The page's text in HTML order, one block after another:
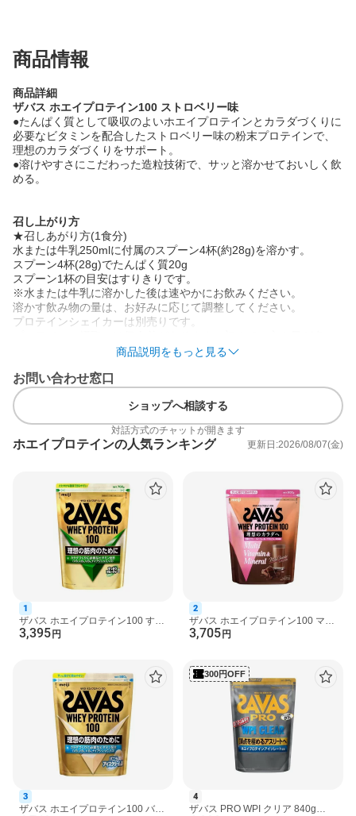
商品情報
商品詳細
ザバス ホエイプロテイン100 ストロベリー味
●たんぱく質として吸収のよいホエイプロテインとカラダづくりに
必要なビタミンを配合したストロベリー味の粉末プロテインで、
理想のカラダづくりをサポート。
●溶けやすさにこだわった造粒技術で、サッと溶かせておいしく飲
める。
召し上がり方
★召しあがり方(1食分)
水または牛乳250mlに付属のスプーン4杯(約28g)を溶かす。
スプーン4杯(28g)でたんぱく質20g
スプーン1杯の目安はすりきりです。
※水または牛乳に溶かした後は速やかにお飲みください。
溶かす飲み物の量は、お好みに応じて調整してください。
プロテインシェイカーは別売りです。
と思われる方は、少量ずつご試飲ください。
原材料
乳清たんぱく(外国製造)、いちごパウダー、デキストリン、植物油
脂、食塩／乳化剤、酸味料、甘味料(アスパルテーム・L-フェニル
アラニン化合物、スクラロース、アセスルファムK)、V.C、増粘剤
(プルラン)、クチナシ色素、香料、V.B2、V.B6、V.B1、ナイアシ
ン、V.D、(一部に乳成分・大豆を含む)
1食分(28g)当たり
エネルギー：110kcal、たんぱく質：20.0g、脂質：1.8g、炭水化
物：3.9g(糖質：3.2g、食物纖維：0.3-1.1g)、食塩相当量：0.16-
0.54g、ナイアシン：3.9-16.0mg、ビタミンB1：0.67mg、ビタミ
ンB2：0.76mg、ビタミンB6：0.56mg、ビタミンC：43mg、ビタ
ミンD：12.1μg
タンパク含量：75％(製品無水物当たり)、アミノ酸スコア：100
アレルギー物質
乳成分・大豆
・食物アレルギーをお持ちの方は原材料等をご確認のうえ、ご使
用ください。
・体質や健康状態によっては身体に合わないことがあります。そ
の場合は摂取を中止し、医師や専門家にご相談ください。
・お湯またはあたたかい牛乳をシェイカーに入れてシェイクしな
いでください。水蒸気や内容液がふき出し、やけどの原因になり
・この容器はシェイカーではありませんので、液体を入れてシェ
イクしないでください。
・開封後はホコリや髪の毛が入らないようフタをしっかりと閉
め、直射日光や高温多湿の場所を避けて保管し、なるべく早めに
商品説明をもっと見る
お問い合わせ窓口
ショップへ相談する
対話方式のチャットが開きます
ホエイプロテインの人気ランキング 更新日:2026/08/07(金)
1
ザバス ホエイプロテイン100 すっ
きりフルーティー風味 700g 【ザ
3,395 円
2
ザバス ホエイプロテイン100 マル
チビタミン＆ミネラル ミルクショ
3,705 円
3
ザバス ホエイプロテイン100 バニ
300円OFF
4
ザバス PRO WPI クリア 840g